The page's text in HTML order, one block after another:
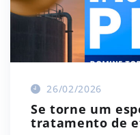
26/02/2026
Se torne um
tratamento de